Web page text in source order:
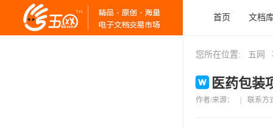
首页 文档
您所在位置: 五网
医药包装
作者/来源： 联系方